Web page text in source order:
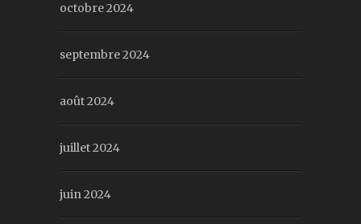
octobre 2024
septembre 2024
août 2024
juillet 2024
juin 2024